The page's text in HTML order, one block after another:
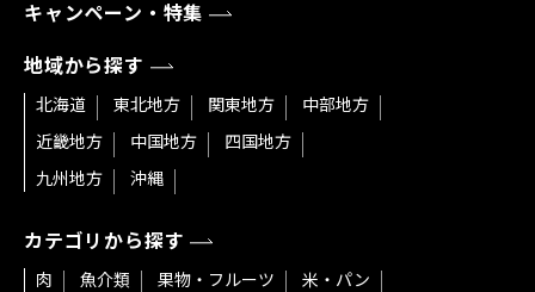
キャンペーン・特集
地域から探す
北海道 東北地方 関東地方
中部地方
近畿地方
中国地方
四国地方
九州地方
沖縄
カテゴリから探す
肉 魚介類 果物・フルーツ
米・パン